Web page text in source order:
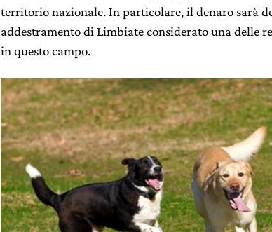
territorio nazionale. In particolare, il denaro sarà
addestramento di Limbiate considerato una delle
in questo campo.